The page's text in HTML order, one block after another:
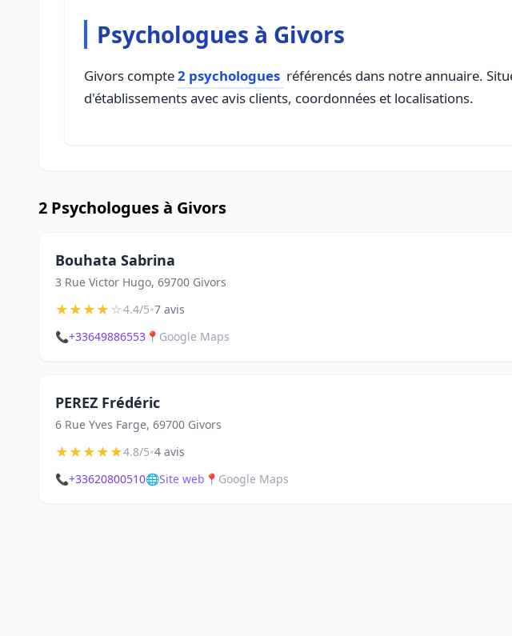
Psychologues à Givors
Givors compte2 psychologues référencés dans notre annuaire.
d'établissements avec avis clients, coordonnées et localisations.
2 Psychologues à Givors
Bouhata Sabrina
3 Rue Victor Hugo, 69700 Givors
★★★★☆4.4/5•7 avis
📞+33649886553 📍 Google Maps
PEREZ Frédéric
6 Rue Yves Farge, 69700 Givors
★★★★★4.8/5•4 avis
📞+33620800510🌐Site web 📍 Google Maps